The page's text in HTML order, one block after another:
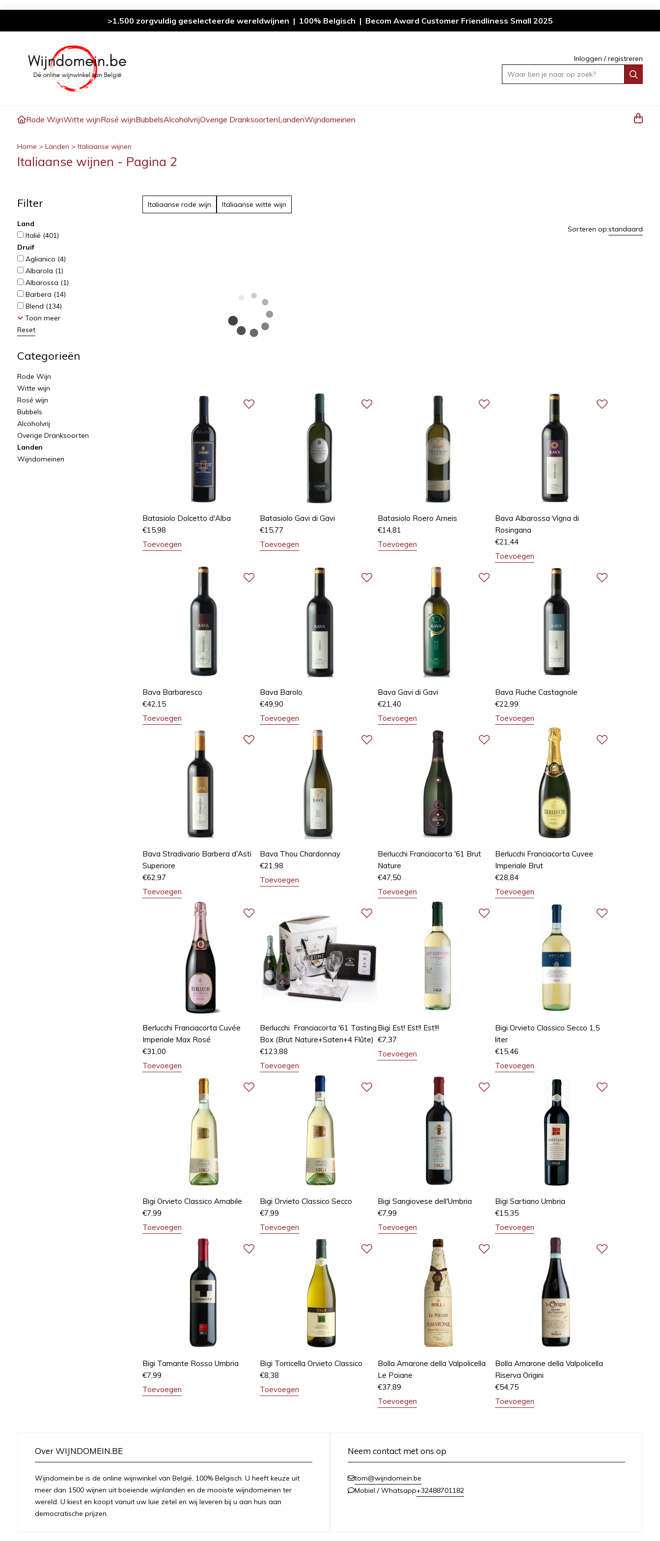
>1.500 zorgvuldig geselecteerde wereldwijnen | 100% Belgisch | Becom Award Customer Friendliness Small 2025
Inloggen /registreren
Waar ben je naar op zoek?
Rode WijnWitte wijnRosé wijnBubbelsAlcoholvrijOverige DranksoortenLandenWijndomeinen
Home > Landen > Italiaanse wijnen
Italiaanse wijnen - Pagina 2
Filter
Land
Italië (401)
Druif
Aglianico (4)
Albarola (1)
Albarossa (1)
Barbera (14)
Blend (134)
Toon meer
Reset
Categorieën
Rode Wijn
Witte wijn
Rosé wijn
Bubbels
Alcoholvrij
Overige Dranksoorten
Landen
Wijndomeinen
Italiaanse rode wijn Italiaanse witte wijn
Sorteren op:standaard
Batasiolo Dolcetto d'Alba
€15,98
Toevoegen
Batasiolo Gavi di Gavi
€15,77
Toevoegen
Batasiolo Roero Arneis
€14,81
Toevoegen
Bava Albarossa Vigna di
Rosingana
€21,44
Toevoegen
Bava Barbaresco
€42,15
Toevoegen
Bava Barolo
€49,90
Toevoegen
Bava Gavi di Gavi
€21,40
Toevoegen
Bava Ruche Castagnole
€22,99
Toevoegen
Bava Stradivario Barbera d'Asti
Superiore
€62,97
Toevoegen
Bava Thou Chardonnay
€21,98
Toevoegen
Berlucchi Franciacorta '61 Brut
Nature
€47,50
Toevoegen
Berlucchi Franciacorta Cuvee
Imperiale Brut
€28,84
Toevoegen
Berlucchi Franciacorta Cuvée
Imperiale Max Rosé
€31,00
Toevoegen
Berlucchi Franciacorta '61 Tasting
Box (Brut Nature+Saten+4 Flûte)
€123,88
Toevoegen
Bigi Est! Est!! Est!!!
€7,37
Toevoegen
Bigi Orvieto Classico Secco 1,5
liter
€15,46
Toevoegen
Bigi Orvieto Classico Amabile
€7,99
Toevoegen
Bigi Orvieto Classico Secco
€7,99
Toevoegen
Bigi Sangiovese dell'Umbria
€7,99
Toevoegen
Bigi Sartiano Umbria
€15,35
Toevoegen
Bigi Tamante Rosso Umbria
€7,99
Toevoegen
Bigi Torricella Orvieto Classico
€8,38
Toevoegen
Bolla Amarone della Valpolicella
Le Poiane
€37,89
Toevoegen
Bolla Amarone della Valpolicella
Riserva Origini
€54,75
Toevoegen
Over WIJNDOMEIN.BE
Wijndomein.be is de online wijnwinkel van België, 100% Belgisch. U heeft keuze uit
meer dan 1500 wijnen uit boeiende wijnlanden en de mooiste wijndomeinen ter
wereld. U kiest en koopt vanuit uw luie zetel en wij leveren bij u aan huis aan
democratische prijzen.
Neem contact met ons op
tom@wijndomein.be
Mobiel / Whatsapp+32488701182